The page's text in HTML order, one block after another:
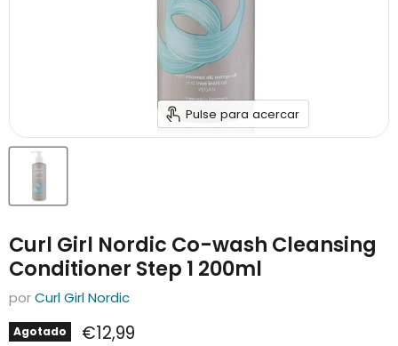
Pulse para acercar
Curl Girl Nordic Co-wash Cleansing
Conditioner Step 1 200ml
porCurl Girl Nordic
Agotado Precio actual
€12,99